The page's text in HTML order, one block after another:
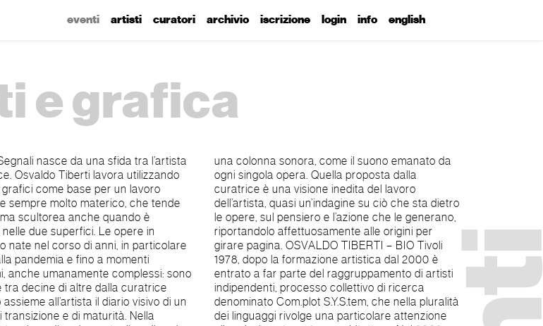
eventi artisti curatori archivio iscrizione login info english
e grafica
nasce da una sfida tra l’artista
Osvaldo Tiberti lavora utilizzando
grafici come base per un lavoro
sempre molto materico, che tende
scultorea anche quando è
due superfici. Le opere in
nate nel corso di anni, in particolare
pandemia e fino a momenti
anche umanamente complessi: sono
tra decine di altre dalla curatrice
all’artista il diario visivo di un
transizione e di maturità. Nella
sonora, come il suono emanato da
opera. Quella proposta dalla
una visione inedita del lavoro
un’indagine su ciò che sta dietro
e l’azione che le generano,
affettuosamente alle origini per
OSVALDO TIBERTI – BIO Tivoli
formazione artistica dal 2000 è
parte del raggruppamento di artisti
processo collettivo di ricerca
S.Y.S.tem, che nella pluralità
rivolge una particolare attenzione